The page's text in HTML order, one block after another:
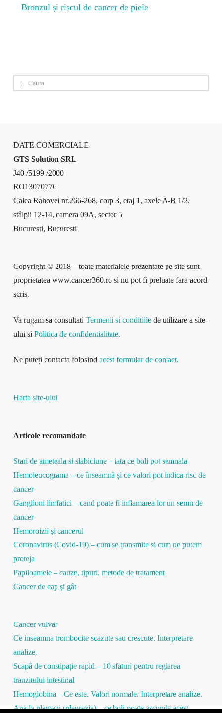
Bronzul și riscul de cancer de piele
Cauta
DATE COMERCIALE
GTS Solution SRL
J40 /5199 /2000
RO13070776
Calea Rahovei nr.266-268, corp 3, etaj 1, axele A-B 1/2,
stâlpii 12-14, camera 09A, sector 5
Bucuresti, Bucuresti
Copyright © 2018 – toate materialele prezentate pe site sunt
proprietatea www.cancer360.ro si nu pot fi preluate fara acord
scris.
Va rugam sa consultati Termenii si conditiilede utilizare a site-
ului si Politica de confidentialitate.
Ne puteți contacta folosind acest formular de contact.
Harta site-ului
Articole recomandate
Stari de ameteala si slabiciune – iata ce boli pot semnala
Hemoleucograma – ce înseamnă și ce valori pot indica risc de
cancer
Ganglioni limfatici – cand poate fi inflamarea lor un semn de
cancer
Hemoroizii şi cancerul
Coronavirus (Covid-19) – cum se transmite si cum ne putem
proteja
Papiloamele – cauze, tipuri, metode de tratament
Cancer de cap şi gât
Cancer vulvar
Ce inseamna trombocite scazute sau crescute. Interpretare
analize.
Scapă de constipație rapid – 10 sfaturi pentru reglarea
tranzitului intestinal
Hemoglobina – Ce este. Valori normale. Interpretare analize.
Apa la plamani (pleurezia) – ce boli poate ascunde acest